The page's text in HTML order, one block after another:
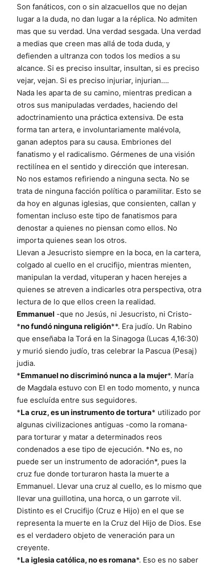
Son fanáticos, con o sin alzacuellos que no dejan
lugar a la duda, no dan lugar a la réplica. No admiten
mas que su verdad. Una verdad sesgada. Una verdad
a medias que creen mas allá de toda duda, y
defienden a ultranza con todos los medios a su
alcance. Si es preciso insultar, insultan, si es preciso
vejar, vejan. Si es preciso injuriar, injurian….
Nada les aparta de su camino, mientras predican a
otros sus manipuladas verdades, haciendo del
adoctrinamiento una práctica extensiva. De esta
forma tan artera, e involuntariamente malévola,
ganan adeptos para su causa. Embriones del
fanatismo y el radicalismo. Gérmenes de una visión
rectilínea en el sentido y dirección que interesan.
No nos estamos refiriendo a ninguna secta. No se
trata de ninguna facción política o paramilitar. Esto se
da hoy en algunas iglesias, que consienten, callan y
fomentan incluso este tipo de fanatismos para
denostar a quienes no piensan como ellos. No
importa quienes sean los otros.
Llevan a Jesucristo siempre en la boca, en la cartera,
colgado al cuello en el crucifijo, mientras mienten,
manipulan la verdad, vituperan y hacen herejes a
quienes se atreven a indicarles otra perspectiva, otra
lectura de lo que ellos creen la realidad.
Emmanuel -que no Jesús, ni Jesucristo, ni Cristo-
*no fundó ninguna religión**. Era judío. Un Rabino
que enseñaba la Torá en la Sinagoga (Lucas 4,16:30)
y murió siendo judío, tras celebrar la Pascua (Pesaj)
judia.
*Emmanuel no discriminó nunca a la mujer*. María
de Magdala estuvo con El en todo momento, y nunca
fue escluída entre sus seguidores.
*La cruz, es un instrumento de tortura* utilizado por
algunas civilizaciones antiguas -como la romana-
para torturar y matar a determinados reos
condenados a ese tipo de ejecución. *No es, no
puede ser un instrumento de adoración*, pues la
cruz fue donde torturaron hasta la muerte a
Emmanuel. Llevar una cruz al cuello, es lo mismo que
llevar una guillotina, una horca, o un garrote vil.
Distinto es el Crucifijo (Cruz e Hijo) en el que se
representa la muerte en la Cruz del Hijo de Dios. Ese
es el verdadero objeto de veneración para un
creyente.
*La iglesia católica, no es romana*. Eso es no saber